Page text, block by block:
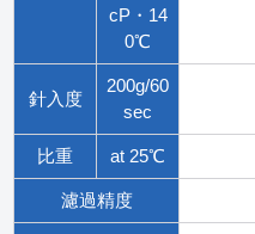
cP・14
0℃
針入度
200g/60
sec
比重 at 25℃
濾過精度